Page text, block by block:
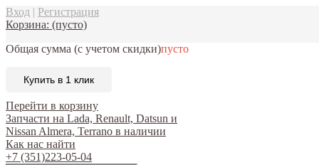
Вход | Регистрация
Корзина: (пусто)
Общая сумма (с учетом скидки)пусто
Купить в 1 клик
Перейти в корзину
Запчасти на Lada, Renault, Datsun и
Nissan Almera, Terrano в наличии
Как нас найти
+7 (351)223-05-04